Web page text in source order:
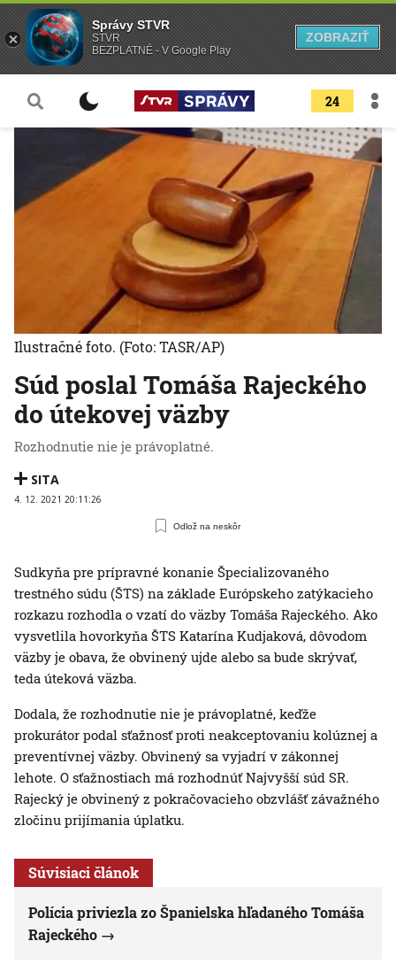
24
Súd poslal Tomáša Rajeckého
do útekovej väzby
Rozhodnutie nie je právoplatné.
SITA
4. 12. 2021 20:11:26
Odlož na neskôr
Ilustračné foto. (Foto: TASR/AP)
Sudkyňa pre prípravné konanie Špecializovaného
trestného súdu (ŠTS) na základe Európskeho zatýkacieho
rozkazu rozhodla o vzatí do väzby Tomáša Rajeckého. Ako
vysvetlila hovorkyňa ŠTS Katarína Kudjaková, dôvodom
väzby je obava, že obvinený ujde alebo sa bude skrývať,
teda úteková väzba.
Dodala, že rozhodnutie nie je právoplatné, keďže
prokurátor podal sťažnosť proti neakceptovaniu kolúznej a
preventívnej väzby. Obvinený sa vyjadrí v zákonnej
lehote. O sťažnostiach má rozhodnúť Najvyšší súd SR.
Rajecký je obvinený z pokračovacieho obzvlášť závažného
zločinu prijímania úplatku.
Súvisiaci článok
Polícia priviezla zo Španielska hľadaného Tomáša
Rajeckého
Správy STVR
STVR
BEZPLATNÉ - V Google Play
ZOBRAZIŤ